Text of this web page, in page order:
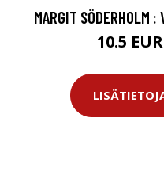
MARGIT SÖDERHOLM
10.5 EUR